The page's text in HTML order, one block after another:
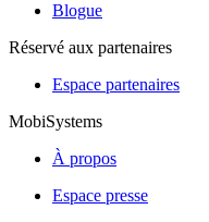
Blogue
Réservé aux partenaires
Espace partenaires
MobiSystems
À propos
Espace presse